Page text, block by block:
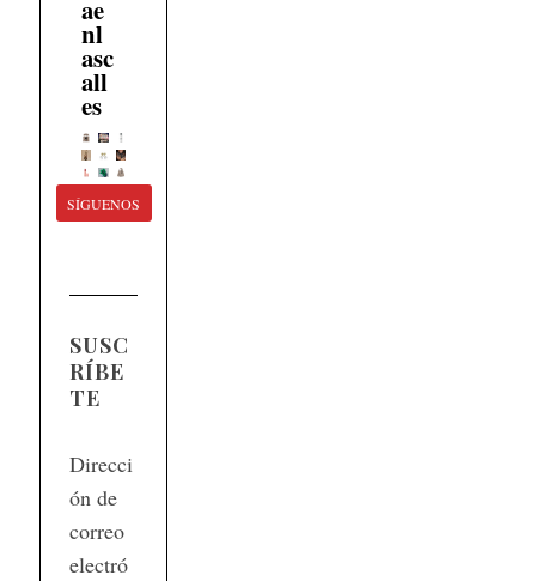
ae
nl
asc
all
es
SÍGUENOS
SUSC
RÍBE
TE
Direcci
ón de
correo
electró